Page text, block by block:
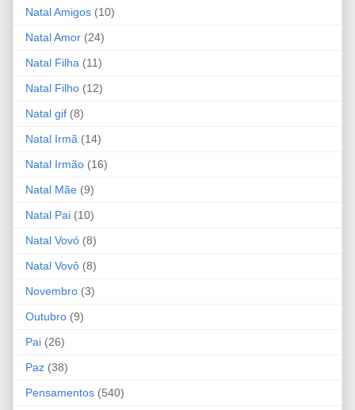
Natal Amigos (10)
Natal Amor (24)
Natal Filha (11)
Natal Filho (12)
Natal gif (8)
Natal Irmã (14)
Natal Irmão (16)
Natal Mãe (9)
Natal Pai (10)
Natal Vovó (8)
Natal Vovô (8)
Novembro (3)
Outubro (9)
Pai (26)
Paz (38)
Pensamentos (540)